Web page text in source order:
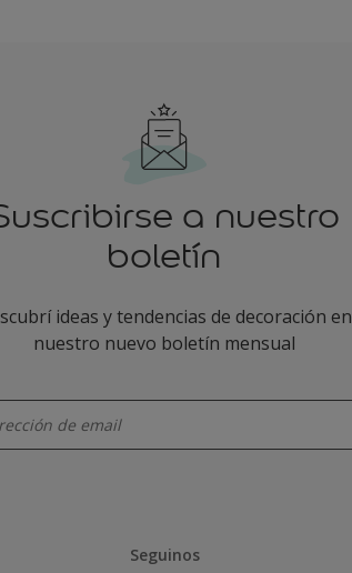
a nuestro
boletín
ideas y tendencias de decoración en
nuestro nuevo boletín mensual
Seguinos